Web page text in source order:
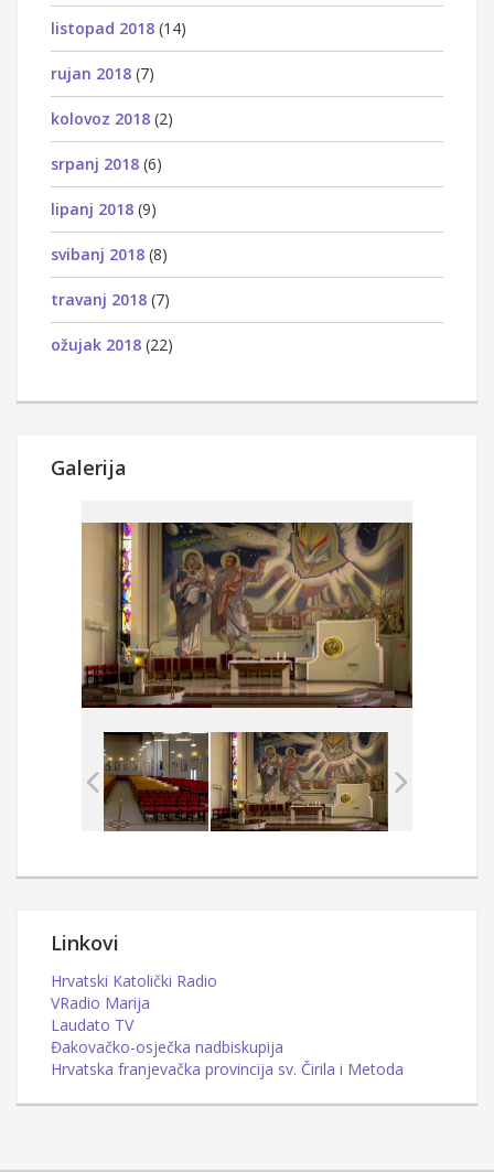
listopad 2018 (14)
rujan 2018 (7)
kolovoz 2018 (2)
srpanj 2018 (6)
lipanj 2018 (9)
svibanj 2018 (8)
travanj 2018 (7)
ožujak 2018 (22)
Galerija
Linkovi
Hrvatski Katolički Radio
VRadio Marija
Laudato TV
Đakovačko-osječka nadbiskupija
Hrvatska franjevačka provincija sv. Čirila i Metoda